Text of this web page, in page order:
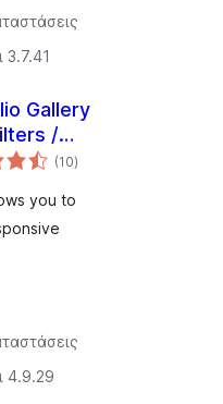
3.7.41
Gallery
/
(10αξιολογήσεις
σύνολο
)
you to
4.9.29